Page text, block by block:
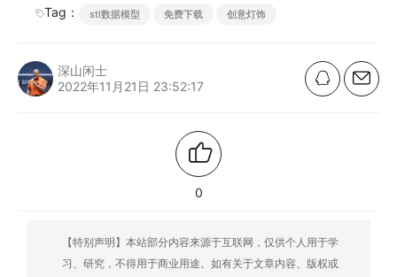
Tag： stl数据模型 免费下载 创意灯饰
深山闲士
2022年11月21日 23:52:17
0
【特别声明】本站部分内容来源于互联网，仅供个人用于学
习、研究，不得用于商业用途。如有关于文章内容、版权或